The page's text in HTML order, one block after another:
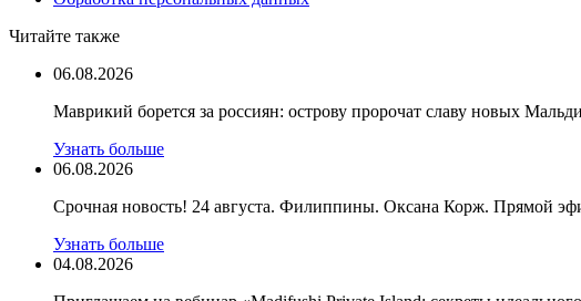
Читайте также
06.08.2026
Маврикий борется за россиян: острову пророчат славу новых
Узнать больше
06.08.2026
Срочная новость! 24 августа. Филиппины. Оксана Корж. Прямой
Узнать больше
04.08.2026